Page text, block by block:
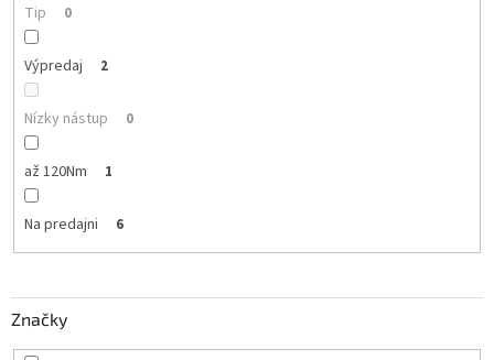
Tip 0
Výpredaj 2
Nízky nástup 0
až 120Nm 1
Na predajni 6
Značky